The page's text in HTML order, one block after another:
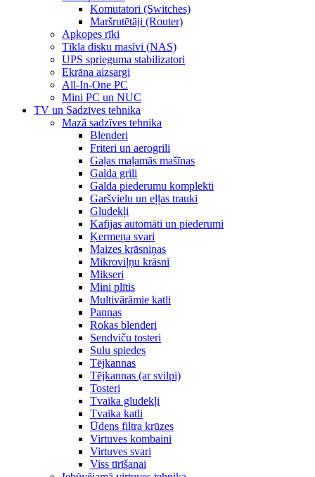
Komutatori (Switches)
Maršrutētāji (Router)
Apkopes rīki
Tīkla disku masīvi (NAS)
UPS sprieguma stabilizatori
Ekrāna aizsargi
All-In-One PC
Mini PC un NUC
TV un Sadzīves tehnika
Mazā sadzīves tehnika
Blenderi
Friteri un aerogrili
Gaļas maļamās mašīnas
Galda grili
Galda piederumu komplekti
Garšvielu un eļļas trauki
Gludekļi
Kafijas automāti un piederumi
Ķermeņa svari
Maizes krāsniņas
Mikroviļņu krāsni
Mikseri
Mini plītis
Multivārāmie katli
Pannas
Rokas blenderi
Sendviču tosteri
Sulu spiedes
Tējkannas
Tējkannas (ar svilpi)
Tosteri
Tvaika gludekļi
Tvaika katli
Ūdens filtra krūzes
Virtuves kombaini
Virtuves svari
Viss tīrīšanai